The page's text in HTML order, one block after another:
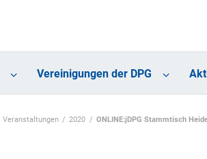
Vereinigungen der DPG
Veranstaltungen 2020 ONLINE:jDPG Stammtisch